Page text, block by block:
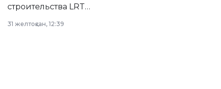
строительства LRT
республиканского
31 желтоқсан, 12:39